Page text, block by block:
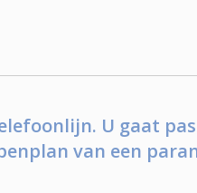
U gaat
van een